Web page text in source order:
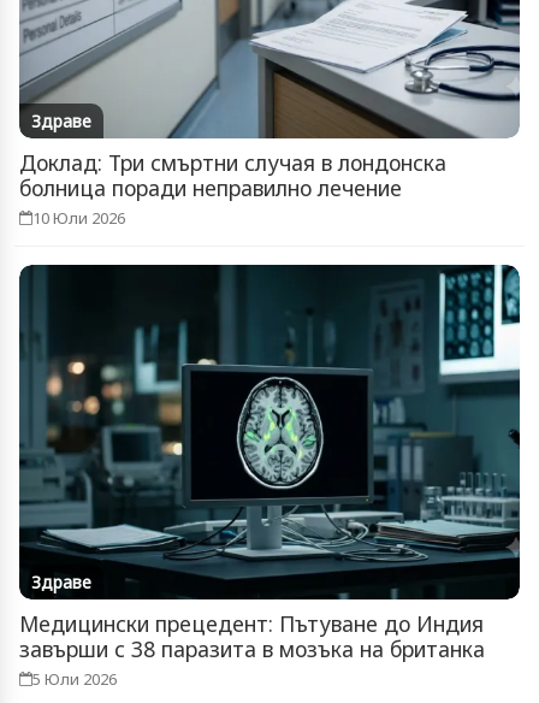
Здраве
Доклад: Три смъртни случая в лондонска
болница поради неправилно лечение
10 Юли 2026
Здраве
Медицински прецедент: Пътуване до Индия
завърши с 38 паразита в мозъка на британка
5 Юли 2026